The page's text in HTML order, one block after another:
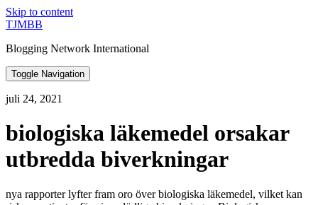
Skip to content
TJMBB
Blogging Network International
Toggle Navigation
juli 24, 2021
biologiska läkemedel orsakar
utbredda biverkningar
nya rapporter lyfter fram oro över biologiska läkemedel, vilket kan